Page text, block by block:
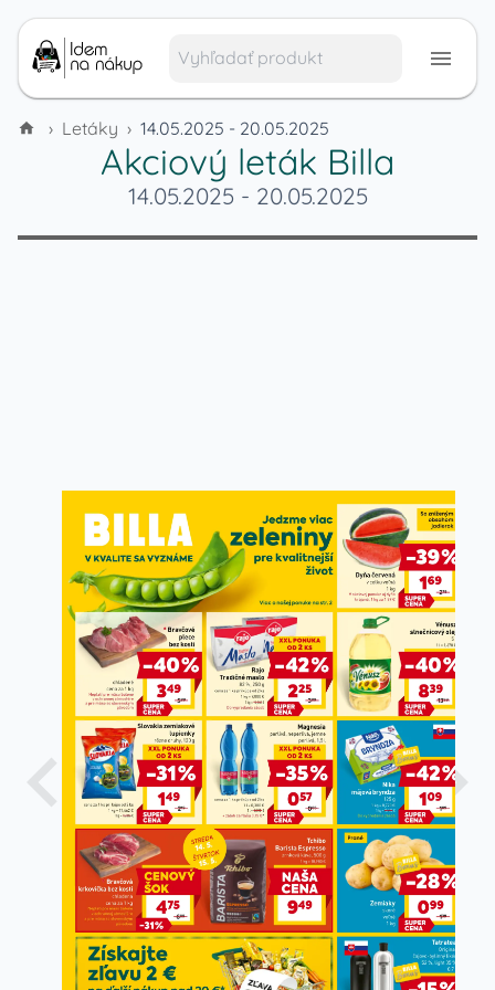
› Letáky › 14.05.2025 - 20.05.2025
Akciový leták Billa
14.05.2025 - 20.05.2025